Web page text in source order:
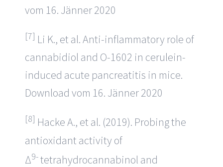
vom 16. Jänner 2020
[7] Li K., et al. Anti-inflammatory role of
cannabidiol and O-1602 in cerulein-
induced acute pancreatitis in mice.
Download vom 16. Jänner 2020
[8] Hacke A., et al. (2019). Probing the
antioxidant activity of
Δ9-tetrahydrocannabinol and